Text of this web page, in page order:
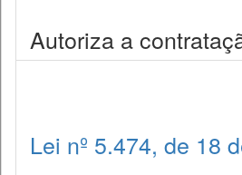
Autoriza a
Lei nº 5.474, de 18